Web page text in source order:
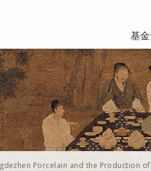
基
Porcelain and the Production